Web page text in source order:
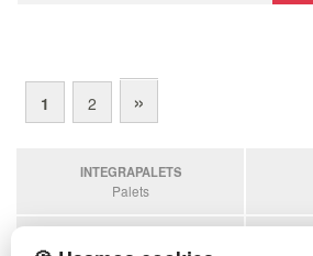
1 2 »
INTEGRAPALETS
Palets